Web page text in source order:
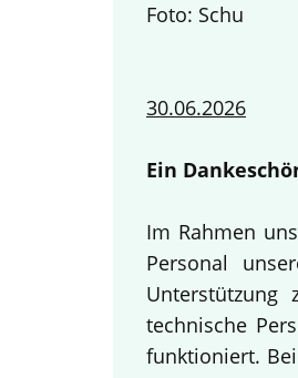
Foto: Schu
30.06.2026
Ein
Im Rahmen
Personal
Unterstützung
technische
funktioniert.